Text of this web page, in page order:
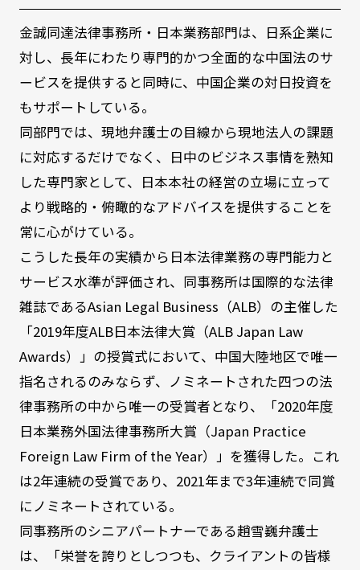
金誠同達法律事務所・日本業務部門は、日系企業に
対し、長年にわたり専門的かつ全面的な中国法のサ
ービスを提供すると同時に、中国企業の対日投資を
もサポートしている。
同部門では、現地弁護士の目線から現地法人の課題
に対応するだけでなく、日中のビジネス事情を熟知
した専門家として、日本本社の経営の立場に立って
より戦略的・俯瞰的なアドバイスを提供することを
常に心がけている。
こうした長年の実績から日本法律業務の専門能力と
サービス水準が評価され、同事務所は国際的な法律
雑誌であるAsian Legal Business（ALB）の主催した
「2019年度ALB日本法律大賞（ALB Japan Law
Awards）」の授賞式において、中国大陸地区で唯一
指名されるのみならず、ノミネートされた四つの法
律事務所の中から唯一の受賞者となり、「2020年度
日本業務外国法律事務所大賞（Japan Practice
Foreign Law Firm of the Year）」を獲得した。これ
は2年連続の受賞であり、2021年まで3年連続で同賞
にノミネートされている。
同事務所のシニアパートナーである趙雪巍弁護士
は、「栄誉を誇りとしつつも、クライアントの皆様